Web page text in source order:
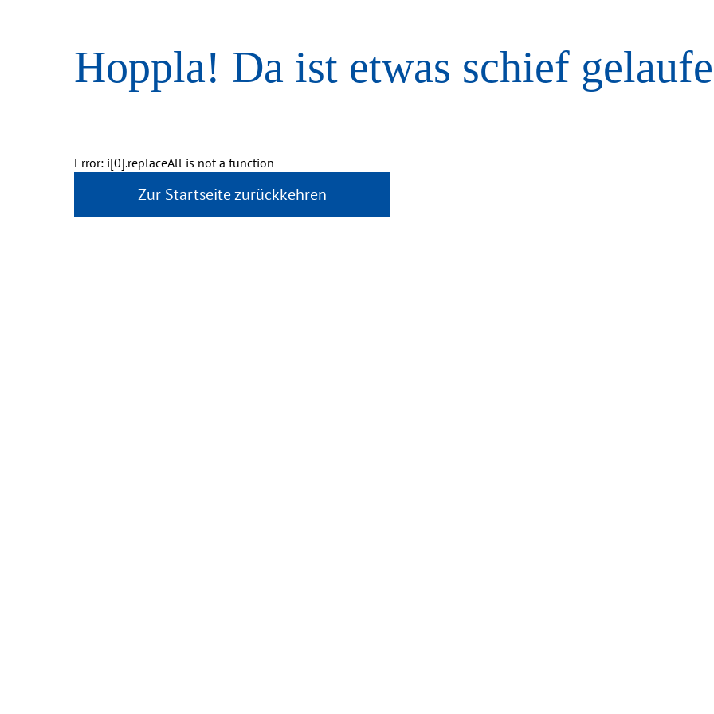
Hoppla! Da ist etwas schief
Error: i[0].replaceAll is not a function
Zur Startseite zurückkehren